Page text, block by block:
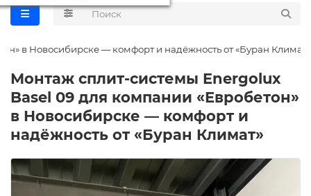
в Новосибирске — комфорт и надёжность от «Буран Климат»
Монтаж сплит-системы Energolux
Basel 09 для компании «Евробетон»
в Новосибирске — комфорт и
надёжность от «Буран Климат»